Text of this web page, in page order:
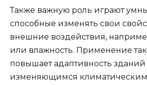
Также важную роль играют
способные изменять свои
внешние воздействия,
или влажность. Применение
повышает адаптивность зданий
изменяющимся